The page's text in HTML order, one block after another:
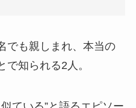
でも親しまれ、本当の
で知られる2人。